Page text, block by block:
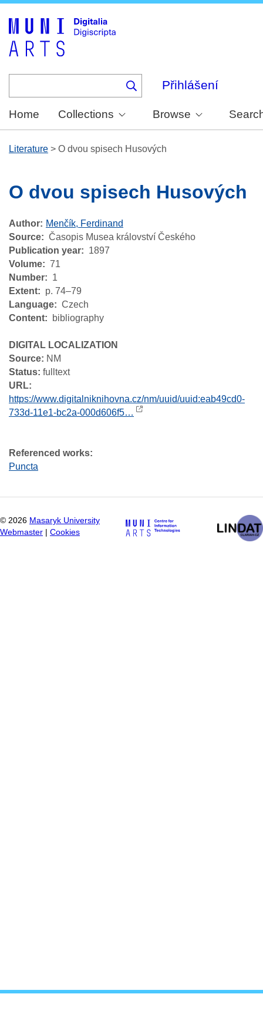
Přihlášení
Home Collections Browse
Literature > O dvou spisech Husových
O dvou spisech Husových
Author
Menčík, Ferdinand
Source
Časopis Musea království Českého
Publication year
1897
Volume
71
Number
1
Extent
p. 74–79
Language
Czech
Content
bibliography
DIGITAL LOCALIZATION
Source: NM
Status: fulltext
URL:
https://www.digitalniknihovna.cz/nm/uuid/uuid:eab49cd0-
733d-11e1-bc2a-000d606f5…
Referenced works:
Puncta
© 2026 Masaryk University
Webmaster
Cookies